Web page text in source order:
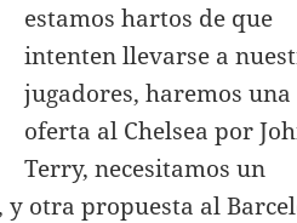
estamos hartos de que
intenten llevarse a
jugadores, haremos una
oferta al Chelsea por
Terry, necesitamos un
y otra propuesta al